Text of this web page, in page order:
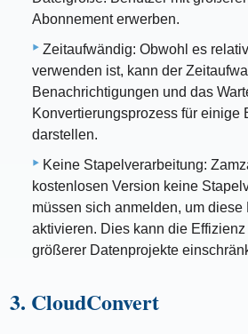
Abonnement erwerben.
Zeitaufwändig: Obwohl es
verwenden ist, kann der
Benachrichtigungen und das
Konvertierungsprozess für einige
darstellen.
Keine Stapelverarbeitung:
kostenlosen Version keine
müssen sich anmelden, um diese
aktivieren. Dies kann die
größerer Datenprojekte
3. CloudConvert